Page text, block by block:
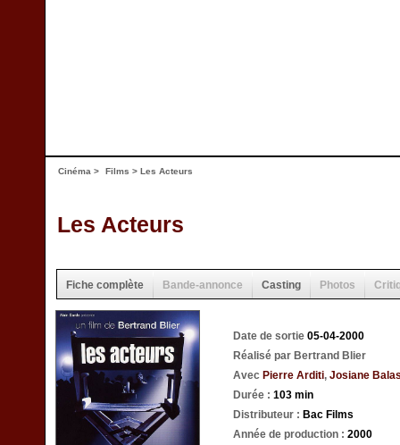
Cinéma > Films > Les Acteurs
Les Acteurs
Fiche complète Bande-annonce Casting Photos
Date de sortie 05-04-2000
Réalisé par Bertrand Blier
Avec Pierre Arditi, Josiane
Durée : 103 min
Distributeur : Bac Films
Année de production : 2000